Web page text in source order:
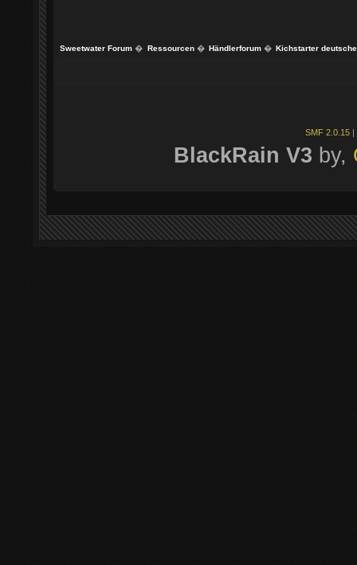
Sweetwater Forum � Ressourcen� Händlerforum� Kichstarter
SMF 2.0.15
BlackRain V3 by,